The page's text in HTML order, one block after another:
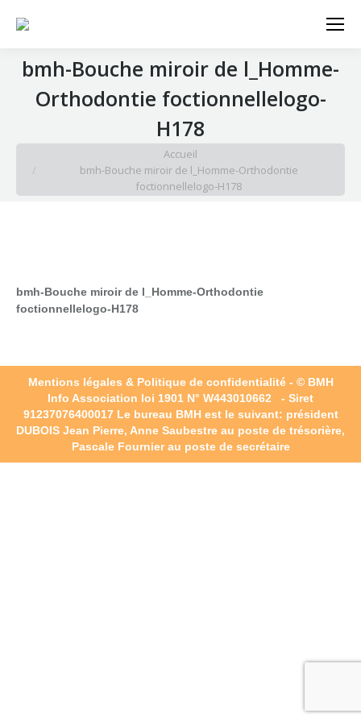
Search:
bmh-Bouche miroir de l_Homme-
Orthodontie foctionnellelogo-
H178
Accueil
bmh-Bouche miroir de l_Homme-Orthodontie
foctionnellelogo-H178
bmh-Bouche miroir de l_Homme-Orthodontie
foctionnellelogo-H178
Mentions légales & Politique de confidentialité- © BMH
Info Association loi 1901 N° W443010662 - Siret
91237076400017Le bureau BMH est le suivant: président
DUBOIS Jean Pierre, Anne Saubestre au poste de trésorière,
Pascale Fournier au poste de secrétaire